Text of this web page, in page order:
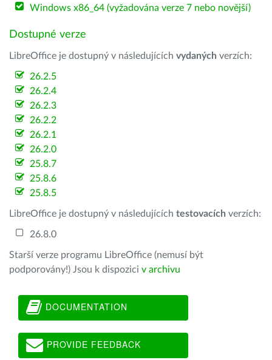
Windows x86_64 (vyžadována verze 7 nebo novější)
Dostupné verze
LibreOffice je dostupný v následujících vydaných verzích:
26.2.5
26.2.4
26.2.3
26.2.2
26.2.1
26.2.0
25.8.7
25.8.6
25.8.5
LibreOffice je dostupný v následujících testovacích verzích:
26.8.0
Starší verze programu LibreOffice (nemusí být
podporovány!) Jsou k dispozici v archivu
DOCUMENTATION
PROVIDE FEEDBACK